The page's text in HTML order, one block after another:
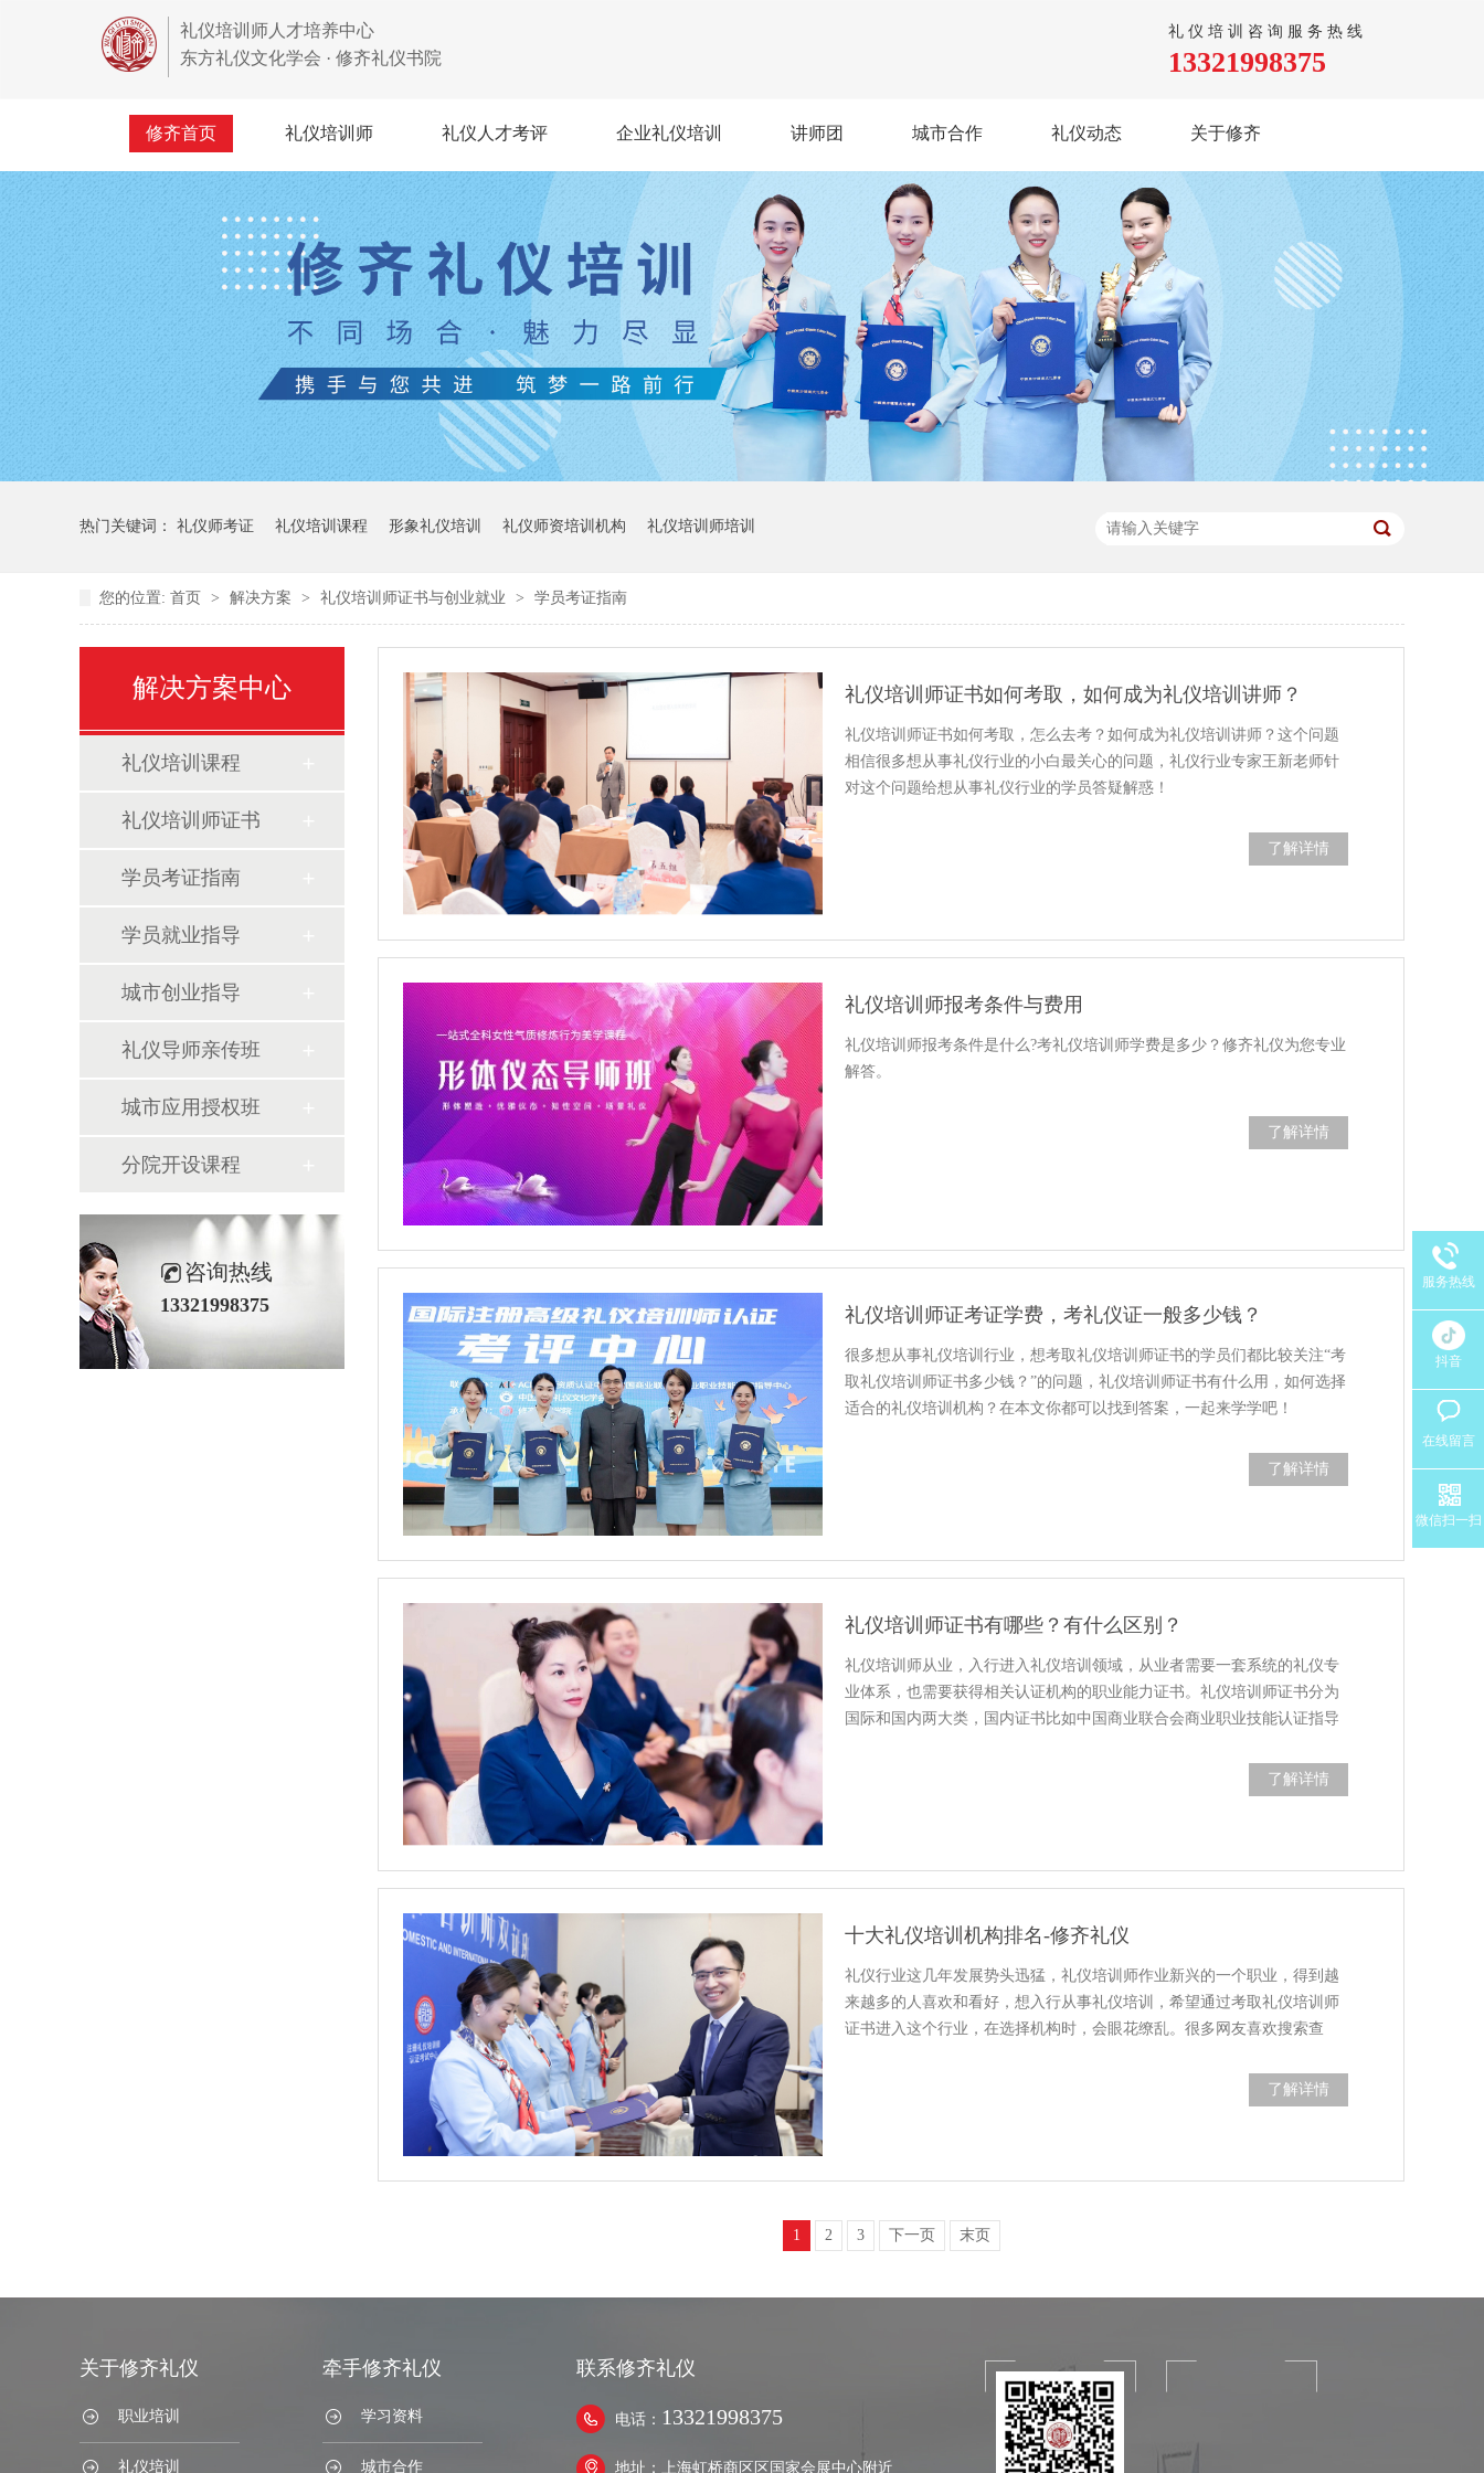
礼仪培训师人才培养中心
东方礼仪文化学会 · 修齐礼仪书院
礼仪培训咨询服务热线
13321998375
修齐首页 礼仪培训师 礼仪人才考评 企业礼仪培训 讲师团 城市合作 礼仪动态 关于修齐
热门关键词： 礼仪师考证 礼仪培训课程 形象礼仪培训 礼仪师资培训机构 礼仪培训师培训
您的位置: 首页 > 解决方案 > 礼仪培训师证书与创业就业 > 学员考证指南
解决方案中心
礼仪培训课程
礼仪培训师证书
学员考证指南
学员就业指导
城市创业指导
礼仪导师亲传班
城市应用授权班
分院开设课程
咨询热线
13321998375
礼仪培训师证书如何考取，如何成为礼仪培训讲师？
礼仪培训师证书如何考取，怎么去考？如何成为礼仪培训讲师？这个问题
相信很多想从事礼仪行业的小白最关心的问题，礼仪行业专家王新老师针
对这个问题给想从事礼仪行业的学员答疑解惑！
了解详情
礼仪培训师报考条件与费用
礼仪培训师报考条件是什么?考礼仪培训师学费是多少？修齐礼仪为您专业
解答。
了解详情
礼仪培训师证考证学费，考礼仪证一般多少钱？
很多想从事礼仪培训行业，想考取礼仪培训师证书的学员们都比较关注“考
取礼仪培训师证书多少钱？”的问题，礼仪培训师证书有什么用，如何选择
适合的礼仪培训机构？在本文你都可以找到答案，一起来学学吧！
了解详情
礼仪培训师证书有哪些？有什么区别？
礼仪培训师从业，入行进入礼仪培训领域，从业者需要一套系统的礼仪专
业体系，也需要获得相关认证机构的职业能力证书。礼仪培训师证书分为
国际和国内两大类，国内证书比如中国商业联合会商业职业技能认证指导
了解详情
十大礼仪培训机构排名-修齐礼仪
礼仪行业这几年发展势头迅猛，礼仪培训师作业新兴的一个职业，得到越
来越多的人喜欢和看好，想入行从事礼仪培训，希望通过考取礼仪培训师
证书进入这个行业，在选择机构时，会眼花缭乱。很多网友喜欢搜索查
了解详情
1 2 3 下一页 末页
关于修齐礼仪
职业培训
礼仪培训
牵手修齐礼仪
学习资料
城市合作
联系修齐礼仪
电话： 13321998375
地址：上海虹桥商区区国家会展中心附近
服务热线
抖音
在线留言
微信扫一扫